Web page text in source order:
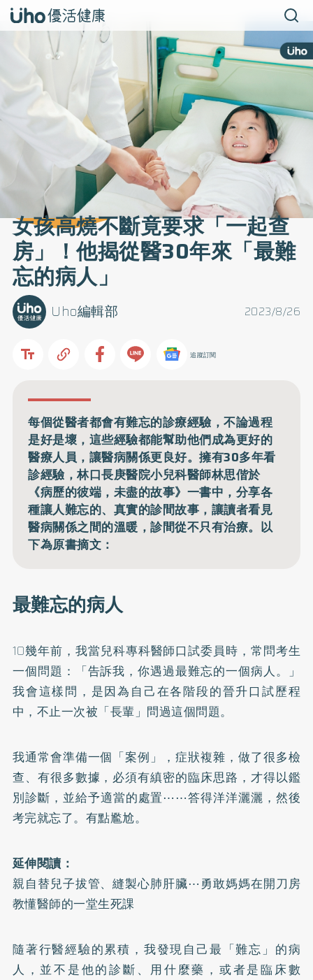
女孩高燒不斷竟要求「一起查
房」！他揭從醫30年來「最難
忘的病人」
2023/8/26
Uho編輯部
追蹤訂閱
每個從醫者都會有難忘的診療經驗，不論過程
是好是壞，這些經驗都能幫助他們成為更好的
醫療人員，讓醫病關係更良好。擁有30多年看
診經驗，林口長庚醫院小兒科醫師林思偕於
《病歷的彼端，未盡的故事》一書中，分享各
種讓人難忘的、真實的診間故事，讓讀者看見
醫病關係之間的溫暖，診間從不只有治療。以
下為原書摘文：
最難忘的病人
10幾年前，我當兒科專科醫師口試委員時，常問考生
一個問題：「告訴我，你遇過最難忘的一個病人。」
我會這樣問，是因為自己在各階段的晉升口試歷程
中，不止一次被「長輩」問過這個問題。
我通常會準備一個「案例」，症狀複雜，做了很多檢
查、有很多數據，必須有縝密的臨床思路，才得以鑑
別診斷，並給予適當的處置⋯⋯答得洋洋灑灑，然後
考完就忘了。有點尷尬。
延伸閱讀：
親自替兒子拔管、縫製心肺肝臟⋯勇敢媽媽在開刀房
教懂醫師的一堂生死課
隨著行醫經驗的累積，我發現自己最「難忘」的病
人，並不是他的診斷、用什麼藥，或者是臨床數